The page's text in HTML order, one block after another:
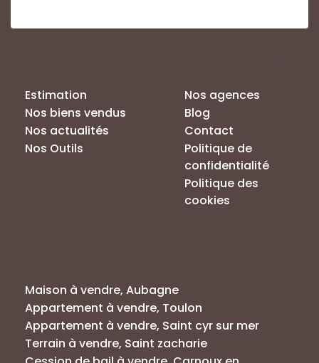
Estimation
Nos biens vendus
Nos actualités
Nos Outils
Nos agences
Blog
Contact
Politique de
confidentialité
Politique des
cookies
Maison à vendre, Aubagne
Appartement à vendre, Toulon
Appartement à vendre, Saint cyr sur mer
Terrain à vendre, Saint zacharie